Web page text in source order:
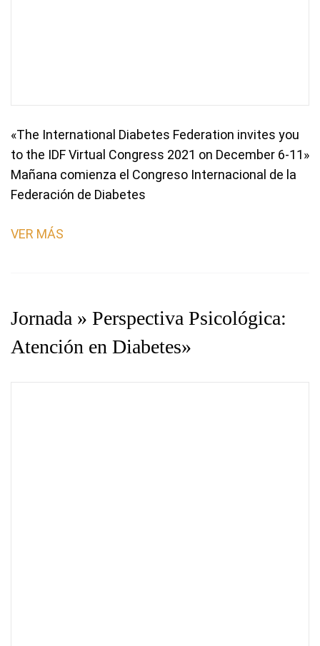
«The International Diabetes Federation invites you
to the IDF Virtual Congress 2021 on December 6-11»
Mañana comienza el Congreso Internacional de la
Federación de Diabetes
VER MÁS
Jornada » Perspectiva Psicológica:
Atención en Diabetes»